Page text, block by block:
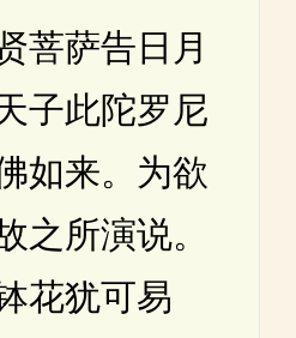
萨告日月
子此陀罗尼
如来。为欲
之所演说。
花犹可易